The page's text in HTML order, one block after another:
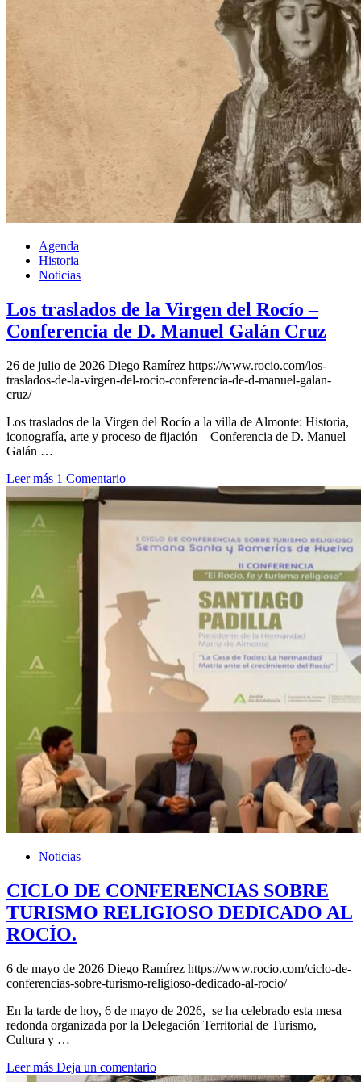
Agenda
Historia
Noticias
Los traslados de la Virgen del Rocío –
Conferencia de D. Manuel Galán Cruz
26 de julio de 2026 Diego Ramírez https://www.rocio.com/los-
traslados-de-la-virgen-del-rocio-conferencia-de-d-manuel-galan-
cruz/
Los traslados de la Virgen del Rocío a la villa de Almonte: Historia,
iconografía, arte y proceso de fijación – Conferencia de D. Manuel
Galán …
Leer más 1 Comentario
Noticias
CICLO DE CONFERENCIAS SOBRE
TURISMO RELIGIOSO DEDICADO AL
ROCÍO.
6 de mayo de 2026 Diego Ramírez https://www.rocio.com/ciclo-de-
conferencias-sobre-turismo-religioso-dedicado-al-rocio/
En la tarde de hoy, 6 de mayo de 2026, se ha celebrado esta mesa
redonda organizada por la Delegación Territorial de Turismo,
Cultura y …
Leer más Deja un comentario